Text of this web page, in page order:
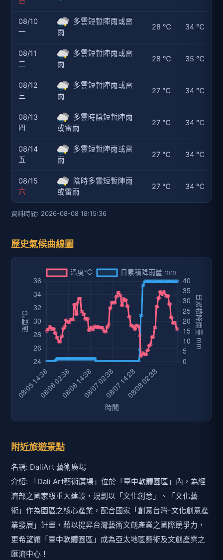
08/10
一
多雲短暫陣雨或雷
雨
28 ℃ 34 ℃
08/11
二
多雲短暫陣雨或雷
雨
28 ℃ 35 ℃
08/12
三
多雲短暫陣雨或雷
雨
27 ℃ 34 ℃
08/13
四
多雲時陰短暫陣雨
或雷雨
27 ℃ 34 ℃
08/14
五
多雲短暫陣雨或雷
雨
27 ℃ 34 ℃
08/15
六
陰時多雲短暫陣雨
或雷雨
27 ℃ 34 ℃
資料時間: 2026-08-08 18:15:36
歷史氣候曲線圖
附近旅遊景點
名稱: DaliArt 藝術廣場
介紹: 「Dali Art藝術廣場」位於「臺中軟體園區」內，為經
濟部之國家級重大建設，規劃以「文化創意」、「文化藝
術」作為園區之核心產業，配合國家「創意台灣-文化創意產
業發展」計畫，藉以提昇台灣藝術文創產業之國際競爭力，
更希望讓「臺中軟體園區」成為亞太地區藝術及文創產業之
匯流中心！